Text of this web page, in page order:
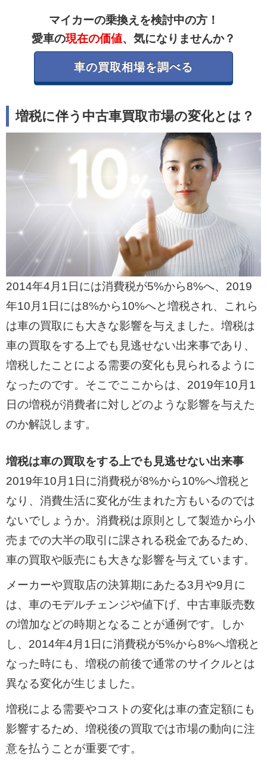
マイカーの乗換えを検討中の方！
愛車の現在の価値、気になりませんか？
車の買取相場を調べる
増税に伴う中古車買取市場の変化とは？
2014年4月1日には消費税が5%から8%へ、2019
年10月1日には8%から10%へと増税され、これら
は車の買取にも大きな影響を与えました。増税は
車の買取をする上でも見逃せない出来事であり、
増税したことによる需要の変化も見られるように
なったのです。そこでここからは、2019年10月1
日の増税が消費者に対しどのような影響を与えた
のか解説します。
増税は車の買取をする上でも見逃せない出来事
2019年10月1日に消費税が8%から10%へ増税と
なり、消費生活に変化が生まれた方もいるのでは
ないでしょうか。消費税は原則として製造から小
売までの大半の取引に課される税金であるため、
車の買取や販売にも大きな影響を与えています。
メーカーや買取店の決算期にあたる3月や9月に
は、車のモデルチェンジや値下げ、中古車販売数
の増加などの時期となることが通例です。しか
し、2014年4月1日に消費税が5%から8%へ増税と
なった時にも、増税の前後で通常のサイクルとは
異なる変化が生じました。
増税による需要やコストの変化は車の査定額にも
影響するため、増税後の買取では市場の動向に注
意を払うことが重要です。